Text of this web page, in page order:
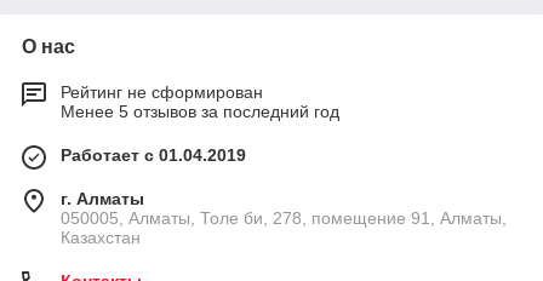
О нас
Рейтинг не сформирован
Менее 5 отзывов за последний год
Работает с 01.04.2019
г. Алматы
050005, Алматы, Толе би, 278, помещение 91, Алматы,
Казахстан